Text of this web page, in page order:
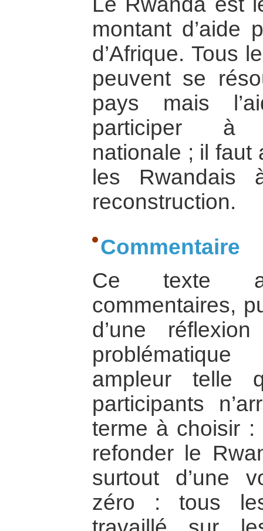
montant d’aide
d’Afrique. Tous
peuvent se
pays mais
participer à
nationale ; il faut
les Rwandais
reconstruction.
Commentaire
Ce texte
commentaires,
d’une
problématique
ampleur telle
participants
terme à choisir :
refonder le
surtout d’une
zéro : tous